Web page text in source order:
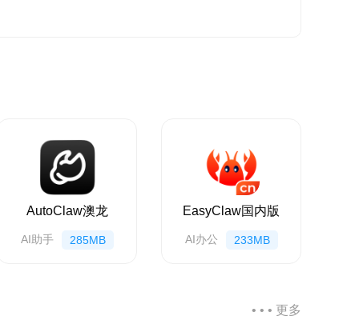
AutoClaw澳龙
AI助手 285MB
EasyClaw国内版
AI办公 233MB
• • • 更多